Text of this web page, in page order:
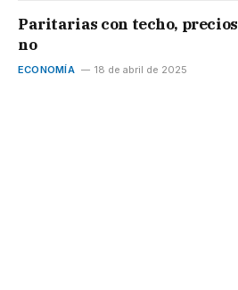
Paritarias con techo, precios
no
ECONOMÍA 18 de abril de 2025